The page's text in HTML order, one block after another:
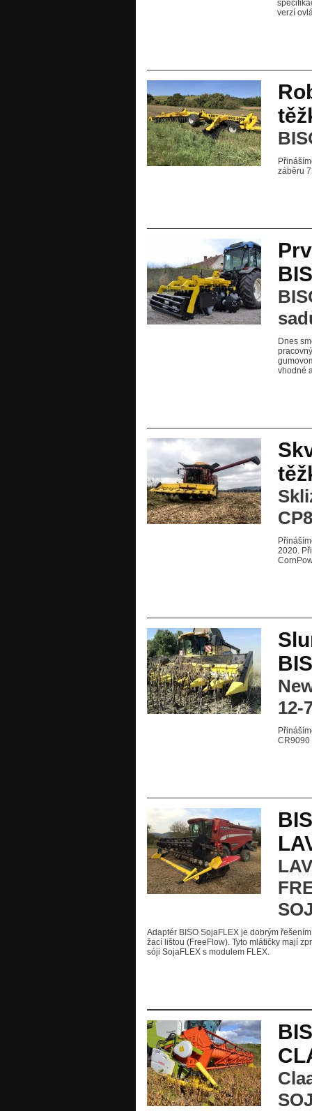
verzí
záběru
Dnes
vhodné
2020.
12-
CR9090
Adaptér BISO SojaFLEX je dobrým
žací lištou (FreeFlow). Tyto mlátičky mají
sóji SojaFLEX s modulem FLEX.